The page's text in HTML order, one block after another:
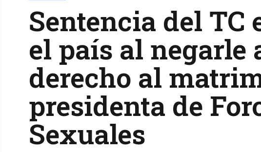
Sentencia del TC
el país al negarle
derecho al
presidenta de
Sexuales